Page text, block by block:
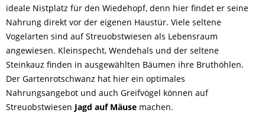
ideale Nistplatz für den Wiedehopf, denn hier findet er seine
Nahrung direkt vor der eigenen Haustür. Viele seltene
Vogelarten sind auf Streuobstwiesen als Lebensraum
angewiesen. Kleinspecht, Wendehals und der seltene
Steinkauz finden in ausgewählten Bäumen ihre Bruthöhlen.
Der Gartenrotschwanz hat hier ein optimales
Nahrungsangebot und auch Greifvögel können auf
Streuobstwiesen Jagd auf Mäuse machen.